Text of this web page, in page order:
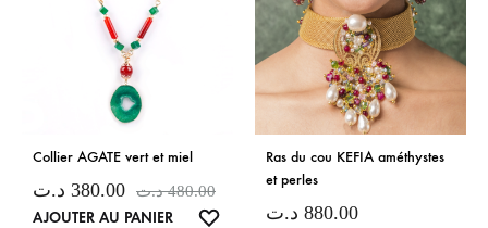
Collier AGATE vert et miel
380.00 د.ت 480.00 د.ت
AJOUTER AU PANIER
Ras du cou KEFIA améthystes
et perles
880.00 د.ت